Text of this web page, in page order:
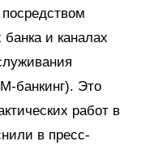
и каналах
банкинг). Это
работ в
в пресс-